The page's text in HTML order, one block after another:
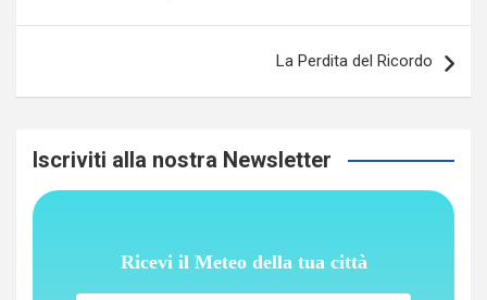
La Perdita del Ricordo
Iscriviti alla nostra Newsletter
Ricevi il Meteo della tua città